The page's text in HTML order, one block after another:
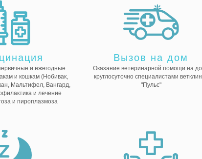
и ежегодные
и кошкам (Нобивак,
Мальтифел, Вангард,
и лечение
и пироплазмоза
Вызов на дом
Оказание ветеринарной помощи на
круглосуточно специалистами
"Пульс"